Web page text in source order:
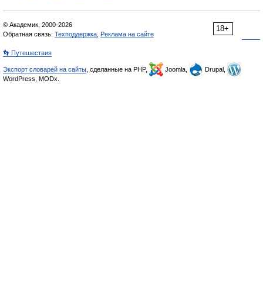
18+
© Академик, 2000-2026
Обратная связь: Техподдержка Реклама на сайте
👣 Путешествия
Экспорт словарей на сайты , сделанные на PHP, Joomla,
Drupal,
WordPress, MODx.